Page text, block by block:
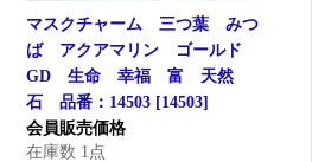
マスクチャーム 三つ葉 みつ
ば アクアマリン ゴールド
GD 生命 幸福 富 天然
石 品番：14503 [14503]
会員販売価格
在庫数 1点